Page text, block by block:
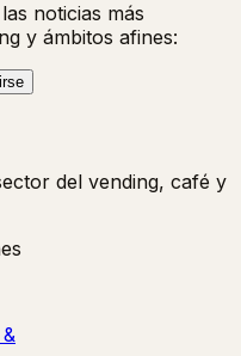
noticias más
y ámbitos afines:
del vending, café y